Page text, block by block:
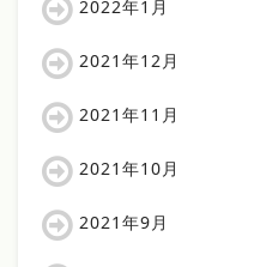
2022年1月
2021年12月
2021年11月
2021年10月
2021年9月